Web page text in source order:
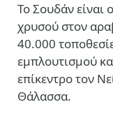
Το Σουδάν είναι
χρυσού στον
40.000
εμπλουτισμού
επίκεντρο τον
Θάλασσα.